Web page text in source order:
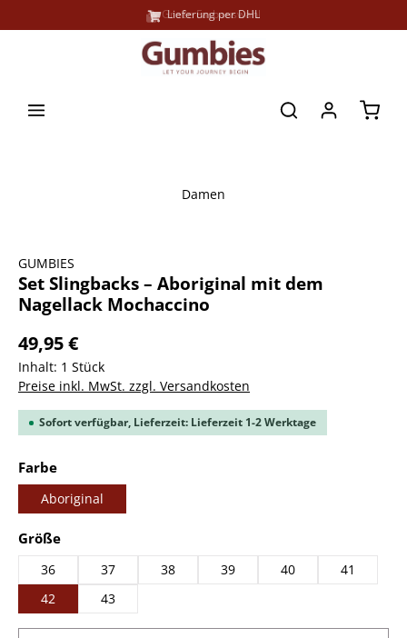
Große Farbauswahl
Lieferung per DHL
Damen
GUMBIES
Set Slingbacks – Aboriginal mit dem
Nagellack Mochaccino
49,95 €
Inhalt: 1 Stück
Preise inkl. MwSt. zzgl. Versandkosten
Sofort verfügbar, Lieferzeit: Lieferzeit 1-2 Werktage
Farbeauswählen
Aboriginal
Größeauswählen
36 37 38 39 40
41
42
43